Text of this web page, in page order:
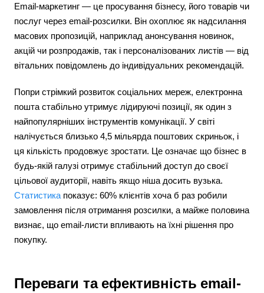
Email-маркетинг — це просування бізнесу, його товарів чи
послуг через email-розсилки. Він охоплює як надсилання
масових пропозицій, наприклад анонсування новинок,
акцій чи розпродажів, так і персоналізованих листів — від
вітальних повідомлень до індивідуальних рекомендацій.
Попри стрімкий розвиток соціальних мереж, електронна
пошта стабільно утримує лідируючі позиції, як один з
найпопулярніших інструментів комунікації. У світі
налічується близько 4,5 мільярда поштових скриньок, і
ця кількість продовжує зростати. Це означає що бізнес в
будь-якій галузі отримує стабільний доступ до своєї
цільової аудиторії, навіть якщо ніша досить вузька.
Статистика показує: 60% клієнтів хоча б раз робили
замовлення після отримання розсилки, а майже половина
визнає, що email-листи впливають на їхні рішення про
покупку.
Переваги та ефективність email-